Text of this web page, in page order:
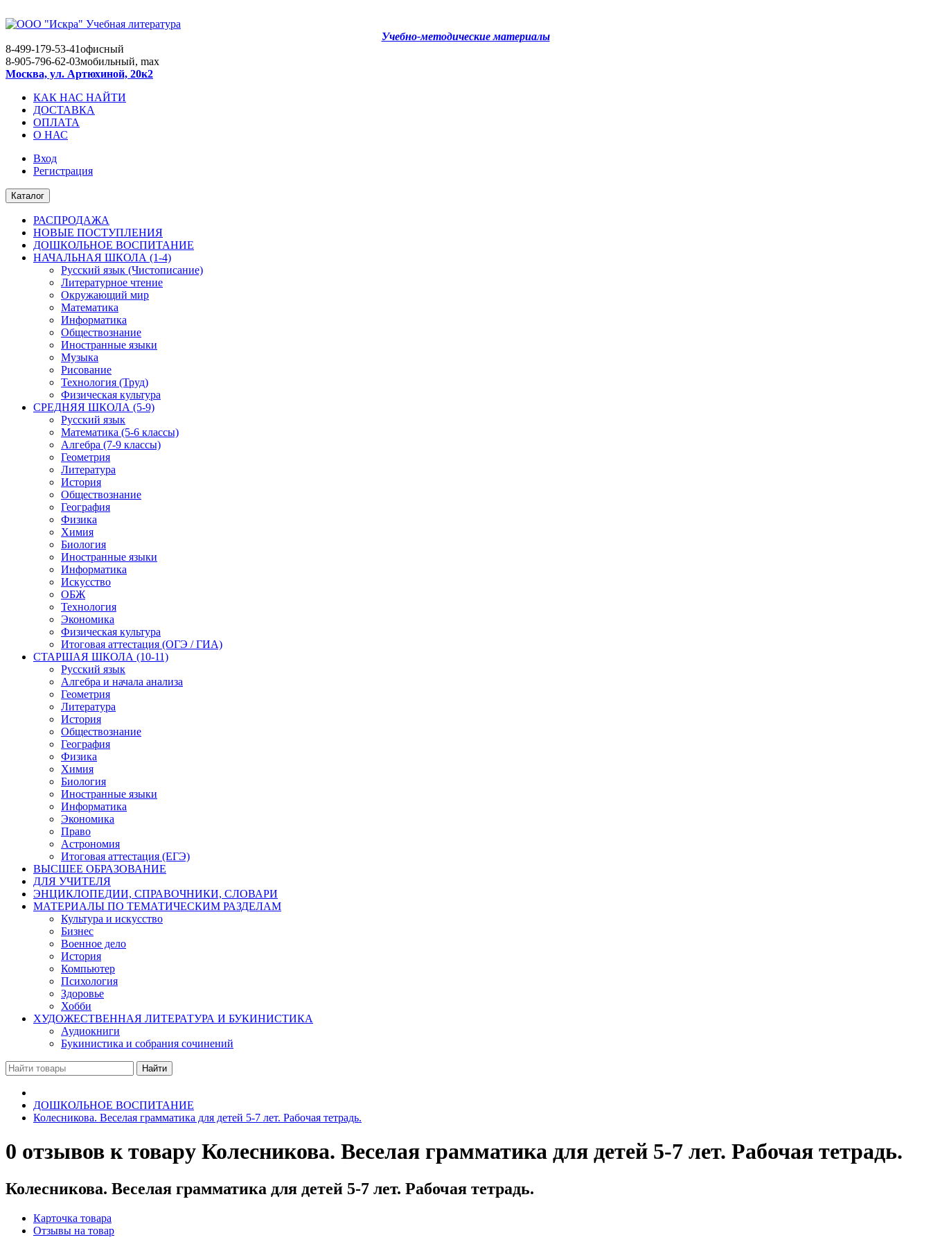
Учебно-методические материалы
8-499-179-53-41офисный
8-905-796-62-03мобильный, max
Москва, ул. Артюхиной, 20к2
КАК НАС НАЙТИ
ДОСТАВКА
ОПЛАТА
О НАС
Вход
Регистрация
Каталог
РАСПРОДАЖА
НОВЫЕ ПОСТУПЛЕНИЯ
ДОШКОЛЬНОЕ ВОСПИТАНИЕ
НАЧАЛЬНАЯ ШКОЛА (1-4)
Русский язык (Чистописание)
Литературное чтение
Окружающий мир
Математика
Информатика
Обществознание
Иностранные языки
Музыка
Рисование
Технология (Труд)
Физическая культура
СРЕДНЯЯ ШКОЛА (5-9)
Русский язык
Математика (5-6 классы)
Алгебра (7-9 классы)
Геометрия
Литература
История
Обществознание
География
Физика
Химия
Биология
Иностранные языки
Информатика
Искусство
ОБЖ
Технология
Экономика
Физическая культура
Итоговая аттестация (ОГЭ / ГИА)
СТАРШАЯ ШКОЛА (10-11)
Русский язык
Алгебра и начала анализа
Геометрия
Литература
История
Обществознание
География
Физика
Химия
Биология
Иностранные языки
Информатика
Экономика
Право
Астрономия
Итоговая аттестация (ЕГЭ)
ВЫСШЕЕ ОБРАЗОВАНИЕ
ДЛЯ УЧИТЕЛЯ
ЭНЦИКЛОПЕДИИ, СПРАВОЧНИКИ, СЛОВАРИ
МАТЕРИАЛЫ ПО ТЕМАТИЧЕСКИМ РАЗДЕЛАМ
Культура и искусство
Бизнес
Военное дело
История
Компьютер
Психология
Здоровье
Хобби
ХУДОЖЕСТВЕННАЯ ЛИТЕРАТУРА И БУКИНИСТИКА
Аудиокниги
Букинистика и собрания сочинений
ДОШКОЛЬНОЕ ВОСПИТАНИЕ
Колесникова. Веселая грамматика для детей 5-7 лет. Рабочая тетрадь.
0 отзывов к товару Колесникова. Веселая грамматика для детей 5-7 лет. Рабочая тетрадь.
Колесникова. Веселая грамматика для детей 5-7 лет. Рабочая тетрадь.
Карточка товара
Отзывы на товар